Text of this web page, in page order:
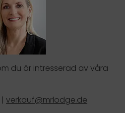
du är intresserad av våra
verkauf@mrlodge.de